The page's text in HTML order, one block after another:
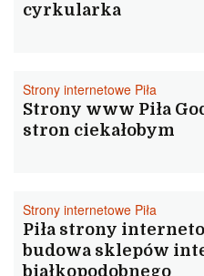
cyrkularka
Strony internetowe Piła
Strony www Piła
stron ciekałobym
Strony internetowe Piła
Piła strony
budowa sklepów
białkopodobnego